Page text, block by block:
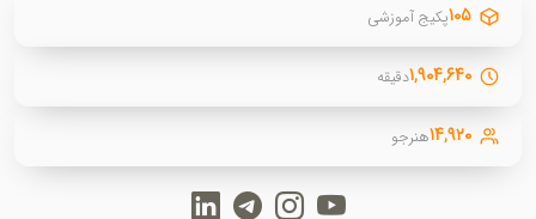
۱۰۵پکیج آموزشی
۱,۹۰۴,۶۴۰دقیقه
۱۴,۹۲۰هنرجو